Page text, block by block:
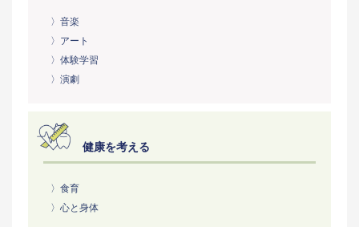
〉音楽
〉アート
〉体験学習
〉演劇
健康を考える
〉食育
〉心と身体